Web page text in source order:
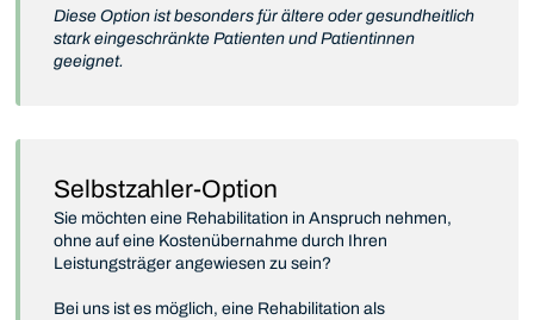
Diese Option ist besonders für ältere oder gesundheitlich
stark eingeschränkte Patienten und Patientinnen
geeignet.
Selbstzahler-Option
Sie möchten eine Rehabilitation in Anspruch nehmen,
ohne auf eine Kostenübernahme durch Ihren
Leistungsträger angewiesen zu sein?
Bei uns ist es möglich, eine Rehabilitation als